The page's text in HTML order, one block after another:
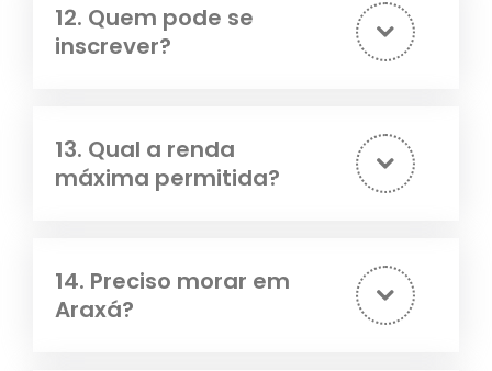
12. Quem pode se
inscrever?
13. Qual a renda
máxima permitida?
14. Preciso morar em
Araxá?